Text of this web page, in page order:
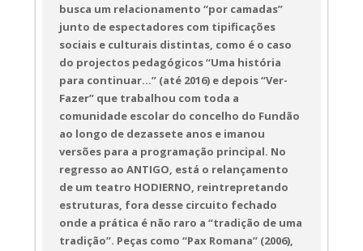
busca um relacionamento “por camadas”
junto de espectadores com tipificações
sociais e culturais distintas, como é o caso
do projectos pedagógicos “Uma história
para continuar...” (até 2016) e depois “Ver-
Fazer” que trabalhou com toda a
comunidade escolar do concelho do Fundão
ao longo de dezassete anos e imanou
versões para a programação principal. No
regresso ao ANTIGO, está o relançamento
de um teatro HODIERNO, reintrepretando
estruturas, fora desse circuito fechado
onde a prática é não raro a “tradição de uma
tradição”. Peças como “Pax Romana” (2006),